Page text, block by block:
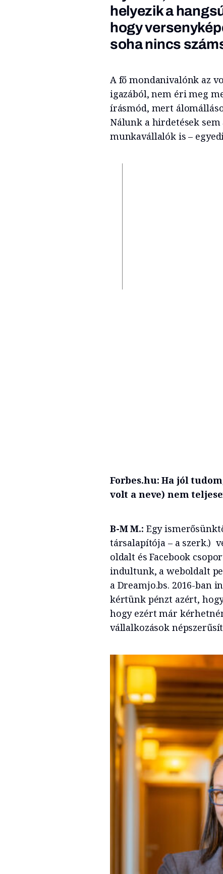
helyezik a
hogy
soha nincs
A fő mondanivalónk az
igazából, nem éri meg
írásmód, mert
Nálunk a hirdetések sem
munkavállalók is –
Forbes.hu: Ha jól
volt a neve) nem
B-M M.: Egy
társalapítója – a szerk.)
oldalt és Facebook
indultunk, a weboldalt
a Dreamjo.bs. 2016-ban
kértünk pénzt azért,
hogy ezért már
vállalkozások